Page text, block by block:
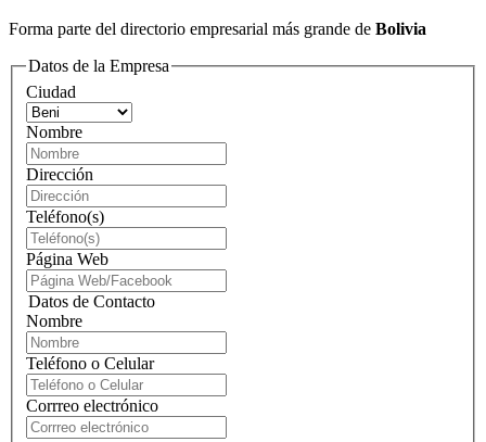
Forma parte del directorio empresarial más grande de Bolivia
Datos de la Empresa
Ciudad
Nombre
Dirección
Teléfono(s)
Página Web
Datos de Contacto
Nombre
Teléfono o Celular
Corrreo electrónico